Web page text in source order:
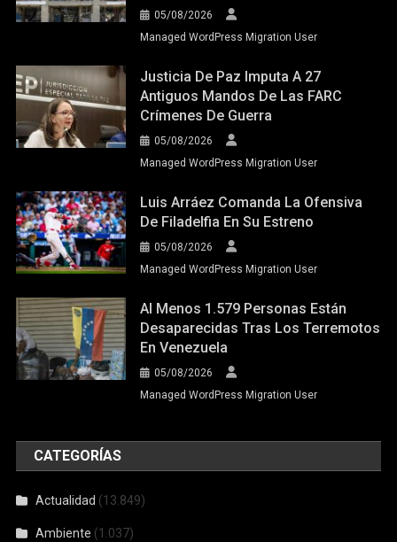
05/08/2026
Managed WordPress Migration User
Justicia De Paz Imputa A 27
Antiguos Mandos De Las FARC
Crímenes De Guerra
05/08/2026
Managed WordPress Migration User
Luis Arráez Comanda La Ofensiva
De Filadelfia En Su Estreno
05/08/2026
Managed WordPress Migration User
Al Menos 1.579 Personas Están
Desaparecidas Tras Los Terremotos
En Venezuela
05/08/2026
Managed WordPress Migration User
CATEGORÍAS
Actualidad (13.849)
Ambiente (1.037)